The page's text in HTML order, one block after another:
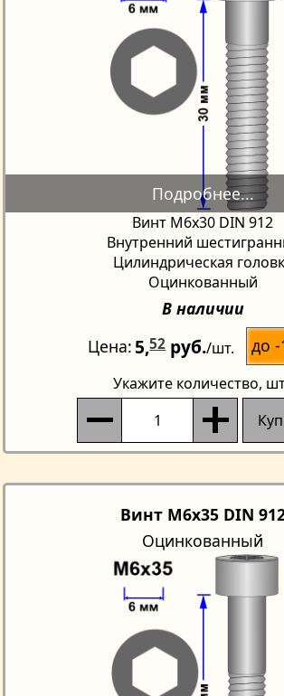
Винт М6х30 DIN 912
Внутренний
Цилиндрическая
Оцинкованный
В наличии
Цена 5,52руб./шт. до -
Укажите количество,
Винт M6x35 DIN
Оцинкованный